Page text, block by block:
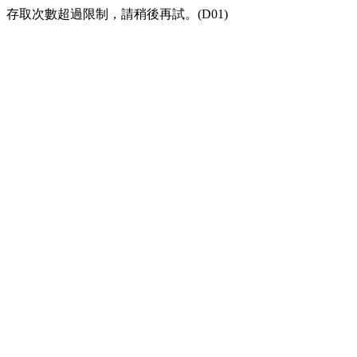
存取次數超過限制，請稍後再試。(D01)